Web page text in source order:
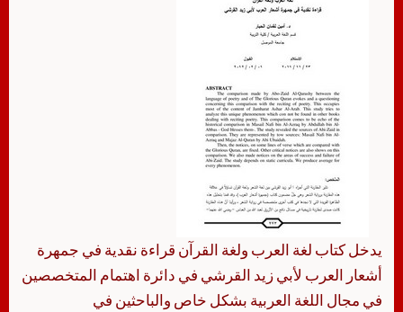
يدخل كتاب لغة العرب ولغة القرآن قراءة نقدية في جمهرة
أشعار العرب لأبي زيد القرشي في دائرة اهتمام المتخصصين
في مجال اللغة العربية بشكل خاص والباحثين في